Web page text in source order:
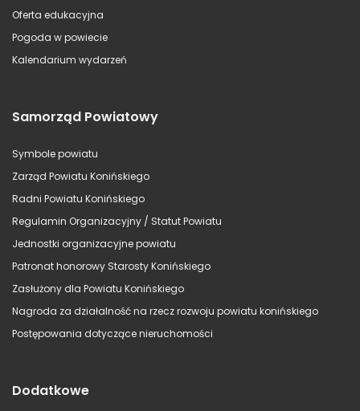
Oferta edukacyjna
Pogoda w powiecie
Kalendarium wydarzeń
Samorząd Powiatowy
Symbole powiatu
Zarząd Powiatu Konińskiego
Radni Powiatu Konińskiego
Regulamin Organizacyjny / Statut Powiatu
Jednostki organizacyjne powiatu
Patronat honorowy Starosty Konińskiego
Zasłużony dla Powiatu Konińskiego
Nagroda za działalność na rzecz rozwoju powiatu konińskiego
Postępowania dotyczące nieruchomości
Dodatkowe